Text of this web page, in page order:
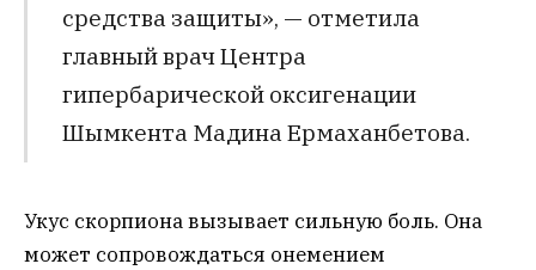
средства защиты», — отметила
главный врач Центра
гипербарической оксигенации
Шымкента Мадина Ермаханбетова.
Укус скорпиона вызывает сильную боль. Она
может сопровождаться онемением